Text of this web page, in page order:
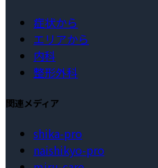
症状から
エリアから
内科
整形外科
関連メディア
shika-pro
naishikyo-pro